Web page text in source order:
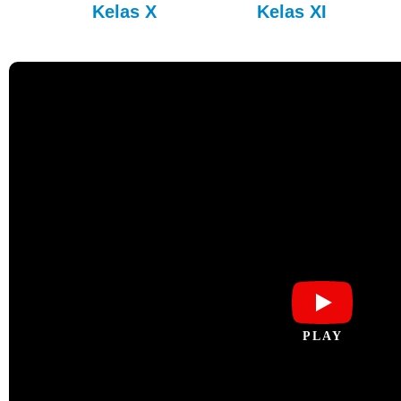
Kelas X Kelas XI